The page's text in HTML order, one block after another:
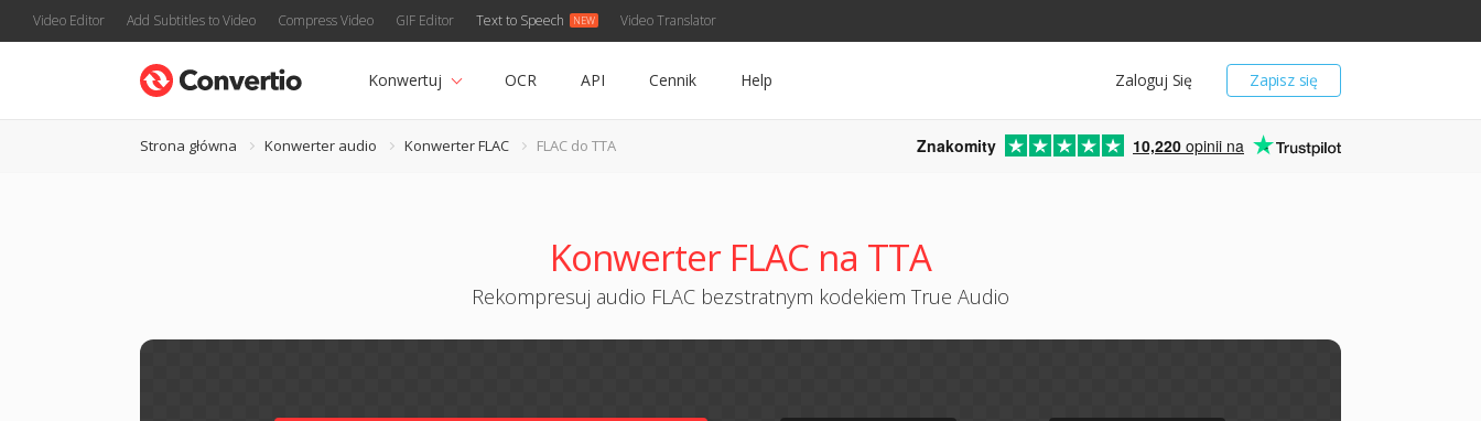
Video Editor Add Subtitles to Video Compress Video GIF Editor Text to Speech Video Translator
Zapisz się
Zaloguj Się
Konwertuj OCR API Cennik Help
Strona główna Konwerter audio Konwerter FLAC FLAC do TTA Znakomity 10,220 opinii na
Konwerter FLAC na TTA
Rekompresuj audio FLAC bezstratnym kodekiem True Audio